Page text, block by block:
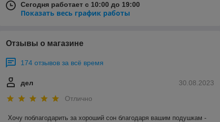
Сегодня работает с 10:00 до 19:00
Показать весь график работы
Отзывы о магазине
174 отзывов за всё время
30.08.2023
дел
Отлично
Хочу поблагодарить за хороший сон благодаря вашим подушкам -